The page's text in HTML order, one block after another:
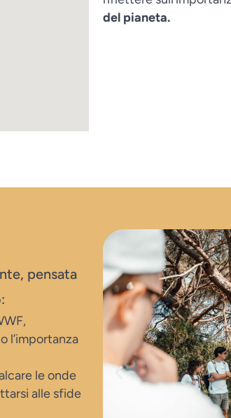
del pianeta.
pensata
l’importanza
le onde
alle sfide